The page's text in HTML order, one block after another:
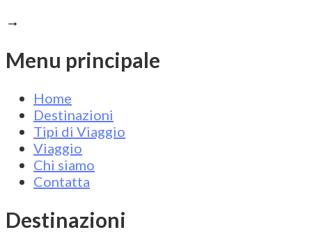
→
Menu principale
Home
Destinazioni
Tipi di Viaggio
Viaggio
Chi siamo
Contatta
Destinazioni